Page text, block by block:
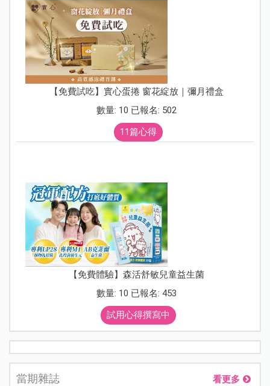
【免費試吃】實心蛋捲 窗花綻放｜彌月禮盒
數量: 10 已報名: 502
11篇心得
【免費體驗】森活舒敏兒童益生菌
數量: 10 已報名: 453
試用心得撰寫中
當期雜誌 看更多